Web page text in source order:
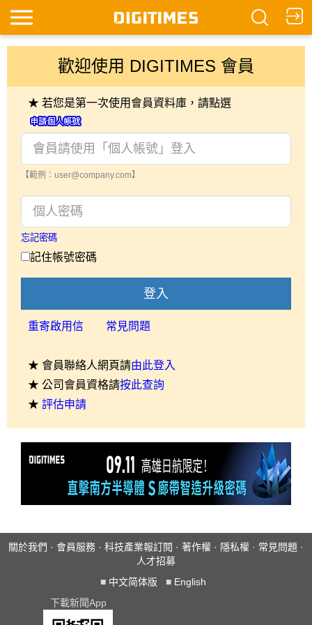
歡迎使用 DIGITIMES 會員
★ 若您是第一次使用會員資料庫，請點選
【範例：user@company.com】
忘記密碼
記住帳號密碼
登入
重寄啟用信 常見問題
★ 會員聯絡人網頁請由此登入
★ 公司會員資格請按此查詢
★ 評估申請
關於我們 · 會員服務 · 科技產業報訂閱 · 著作權 · 隱私權 · 常見問題 ·
人才招募
■ 中文简体版 ■ English
下載新聞App